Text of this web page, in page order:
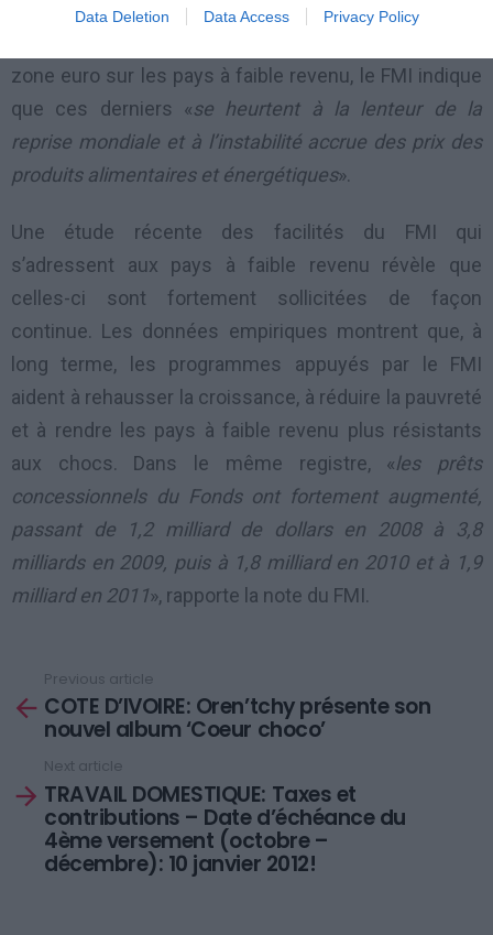
Data Deletion Data Access Privacy Policy
zone euro sur les pays à faible revenu, le FMI indique
que ces derniers «se heurtent à la lenteur de la
reprise mondiale et à l’instabilité accrue des prix des
produits alimentaires et énergétiques».
Une étude récente des facilités du FMI qui
s’adressent aux pays à faible revenu révèle que
celles-ci sont fortement sollicitées de façon
continue. Les données empiriques montrent que, à
long terme, les programmes appuyés par le FMI
aident à rehausser la croissance, à réduire la pauvreté
et à rendre les pays à faible revenu plus résistants
aux chocs. Dans le même registre, «les prêts
concessionnels du Fonds ont fortement augmenté,
passant de 1,2 milliard de dollars en 2008 à 3,8
milliards en 2009, puis à 1,8 milliard en 2010 et à 1,9
milliard en 2011», rapporte la note du FMI.
more
Previous article
COTE D’IVOIRE: Oren’tchy présente son
nouvel album ‘Coeur choco’
Next article
TRAVAIL DOMESTIQUE: Taxes et
contributions – Date d’échéance du
4ème versement (octobre –
décembre): 10 janvier 2012!